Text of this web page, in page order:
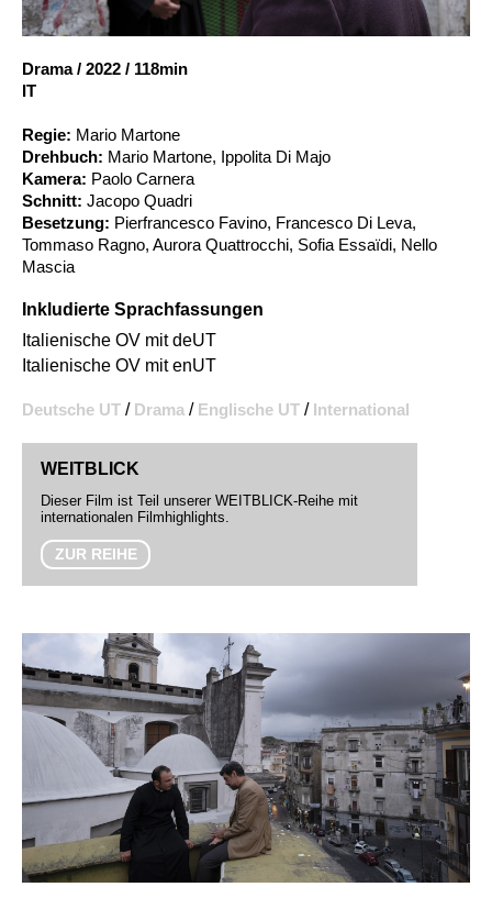
Account
Drama / 2022 / 118min
IT
Regie: Mario Martone
Drehbuch: Mario Martone, Ippolita Di Majo
Kamera: Paolo Carnera
Schnitt: Jacopo Quadri
Besetzung: Pierfrancesco Favino, Francesco Di Leva,
Tommaso Ragno, Aurora Quattrocchi, Sofia Essaïdi, Nello
Mascia
Inkludierte Sprachfassungen
Italienische OV mit deUT
Italienische OV mit enUT
Deutsche UT / Drama / Englische UT / International
WEITBLICK
Dieser Film ist Teil unserer WEITBLICK-Reihe mit
internationalen Filmhighlights.
ZUR REIHE